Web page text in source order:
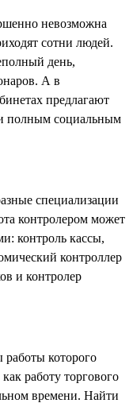
невозможна
сотни людей.
день,
А в
предлагают
полным социальным
специализации
контролером может
контроль кассы,
контроллер
и контролер
которого
работу торгового
времени. Найти